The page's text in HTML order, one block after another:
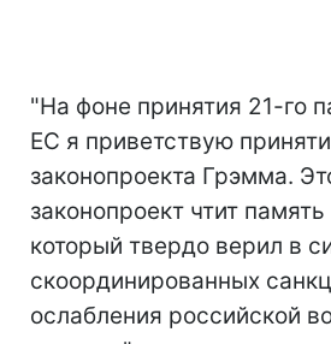
"На фоне принятия 21-го
ЕС я приветствую
законопроекта Грэмма.
законопроект чтит
который твердо верил в
скоординированных
ослабления российской